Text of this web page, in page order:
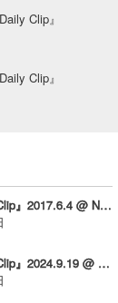
Clip』
Clip』
『Japan Daily Clip』2017.6.4 @ Nihonkai vol.1
『Japan Daily Clip』2024.9.19 @ Shikoku